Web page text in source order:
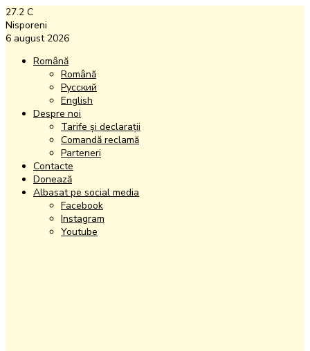
27.2 C
Nisporeni
6 august 2026
Română
Română
Русский
English
Despre noi
Tarife și declarații
Comandă reclamă
Parteneri
Contacte
Donează
Albasat pe social media
Facebook
Instagram
Youtube